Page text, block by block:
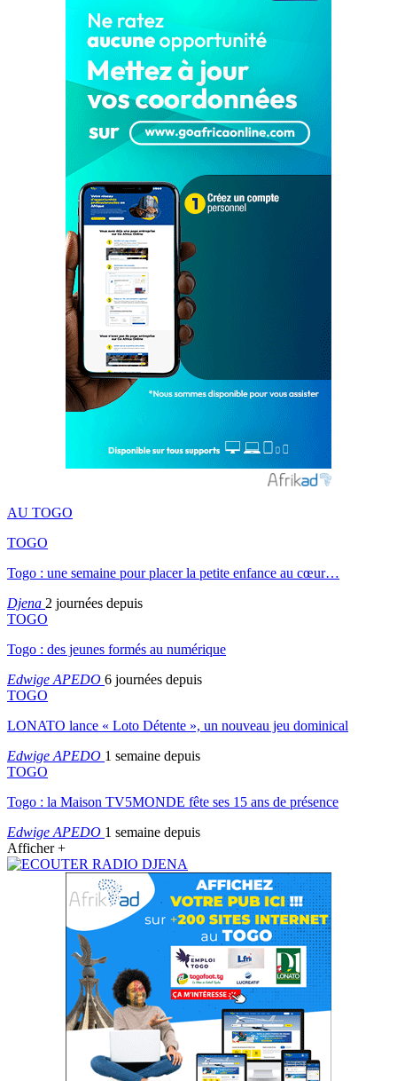
AU TOGO
TOGO
Togo : une semaine pour placer la petite enfance au cœur…
Djena 2 journées depuis
TOGO
Togo : des jeunes formés au numérique
Edwige APEDO 6 journées depuis
TOGO
LONATO lance « Loto Détente », un nouveau jeu dominical
Edwige APEDO 1 semaine depuis
TOGO
Togo : la Maison TV5MONDE fête ses 15 ans de présence
Edwige APEDO 1 semaine depuis
Afficher +